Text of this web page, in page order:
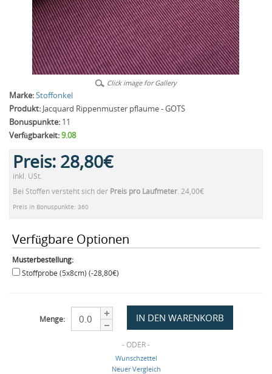
Click image for Gallery
Marke:Stoffonkel
Produkt: Jacquard Rippenmuster pflaume - GOTS
Bonuspunkte: 11
Verfügbarkeit:9.08
Preis: 28,80€
inkl. USt.
Bei Stoffen versteht sich der Preis pro Laufmeter. 24,00€
Preis in Bonuspunkte: 360
Verfügbare Optionen
Musterbestellung:
Stoffprobe (5x8cm) (-28,80€)
Menge:
- ODER -
Wunschzettel
Neuer Vergleich